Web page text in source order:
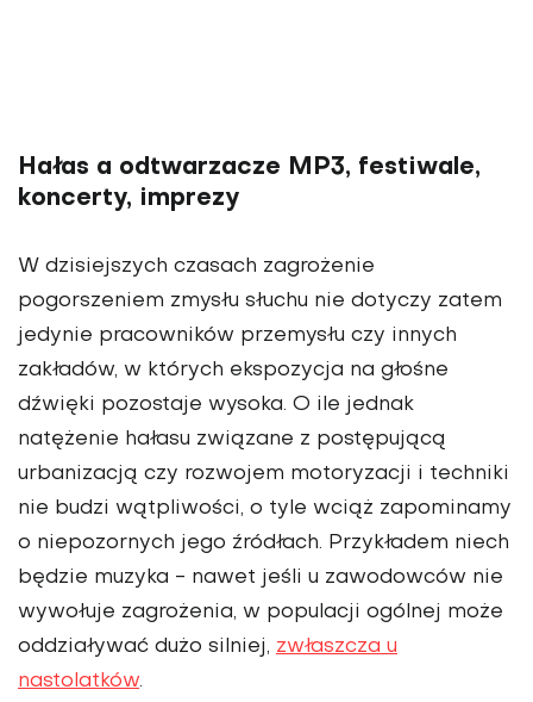
Hałas a odtwarzacze MP3, festiwale,
koncerty, imprezy
W dzisiejszych czasach zagrożenie
pogorszeniem zmysłu słuchu nie dotyczy zatem
jedynie pracowników przemysłu czy innych
zakładów, w których ekspozycja na głośne
dźwięki pozostaje wysoka. O ile jednak
natężenie hałasu związane z postępującą
urbanizacją czy rozwojem motoryzacji i techniki
nie budzi wątpliwości, o tyle wciąż zapominamy
o niepozornych jego źródłach. Przykładem niech
będzie muzyka - nawet jeśli u zawodowców nie
wywołuje zagrożenia, w populacji ogólnej może
oddziaływać dużo silniej, zwłaszcza u
nastolatków.